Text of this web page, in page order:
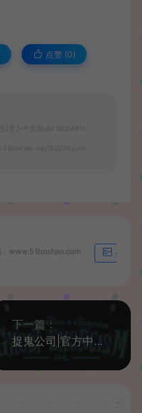
点赞 (0)
|官方中文|Build.10004811-
15207/syym/
：www.51boshao.com 生成海
下一篇：
捉鬼公司|官方中文|BUILD 1554R|解压即撸|